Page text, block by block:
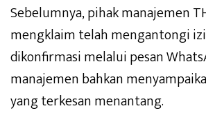
Sebelumnya, pihak manajemen
mengklaim telah mengantongi
dikonfirmasi melalui pesan
manajemen bahkan
yang terkesan menantang.